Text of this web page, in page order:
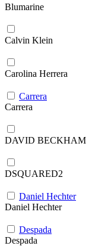
Blumarine
Calvin Klein
Carolina Herrera
Carrera
Carrera
DAVID BECKHAM
DSQUARED2
Daniel Hechter
Daniel Hechter
Despada
Despada